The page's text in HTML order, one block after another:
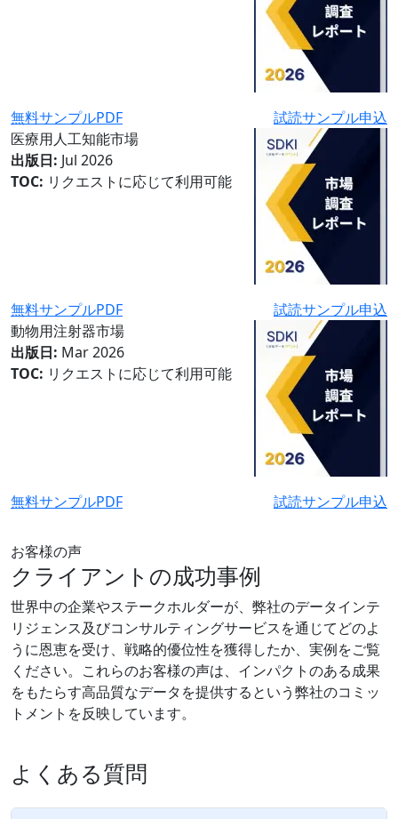
無料サンプルPDF
試読サンプル申込
医療用人工知能市場
出版日: Jul 2026
TOC: リクエストに応じて利用可能
無料サンプルPDF
試読サンプル申込
動物用注射器市場
出版日: Mar 2026
TOC: リクエストに応じて利用可能
無料サンプルPDF 試読サンプル申込
お客様の声
クライアントの成功事例
世界中の企業やステークホルダーが、弊社のデータインテ
リジェンス及びコンサルティングサービスを通じてどのよ
うに恩恵を受け、戦略的優位性を獲得したか、実例をご覧
ください。これらのお客様の声は、インパクトのある成果
をもたらす高品質なデータを提供するという弊社のコミッ
トメントを反映しています。
よくある質問